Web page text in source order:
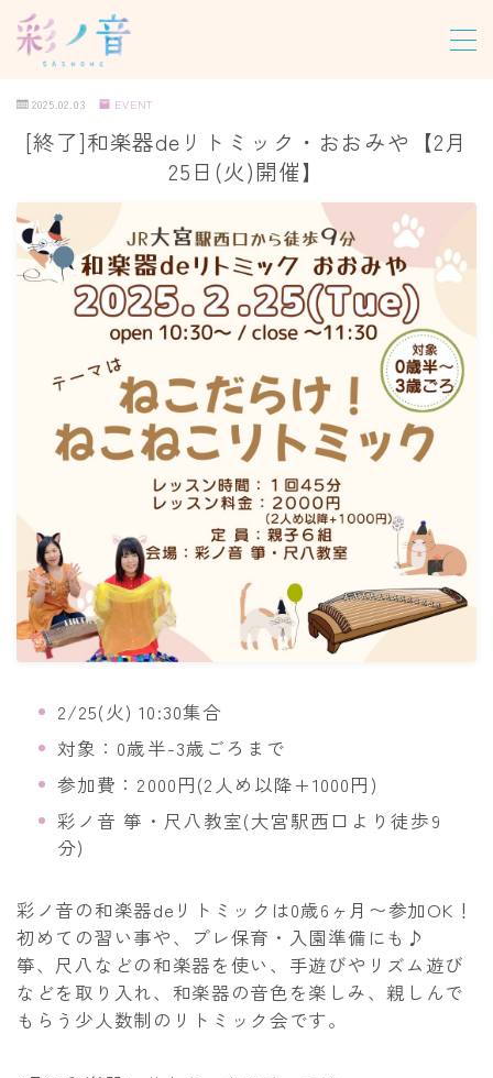
ホーム
教室について
レッスン
パーソナルレッスン
グループレッスン
オンラインレッスン
尺八合奏レッスン
龍笛レッスン
講師紹介
彩ノ音サロン
レンタルスペース
出張演奏
お知らせ・イベント
体験レッスン
2025.02.03 EVENT
[終了]和楽器deリトミック・おおみや【2月
25日(火)開催】
2/25(火) 10:30集合
対象：0歳半-3歳ごろまで
参加費：2000円(2人め以降+1000円)
彩ノ音 箏・尺八教室(大宮駅西口より徒歩9
分)
彩ノ音の和楽器deリトミックは0歳6ヶ月〜参加OK！
初めての習い事や、プレ保育・入園準備にも♪
箏、尺八などの和楽器を使い、手遊びやリズム遊び
などを取り入れ、和楽器の音色を楽しみ、親しんで
もらう少人数制のリトミック会です。